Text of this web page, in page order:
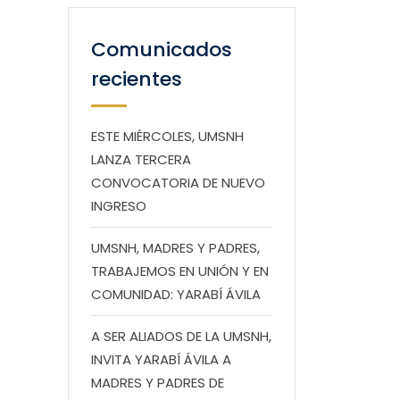
Comunicados
recientes
ESTE MIÉRCOLES, UMSNH
LANZA TERCERA
CONVOCATORIA DE NUEVO
INGRESO
UMSNH, MADRES Y PADRES,
TRABAJEMOS EN UNIÓN Y EN
COMUNIDAD: YARABÍ ÁVILA
A SER ALIADOS DE LA UMSNH,
INVITA YARABÍ ÁVILA A
MADRES Y PADRES DE